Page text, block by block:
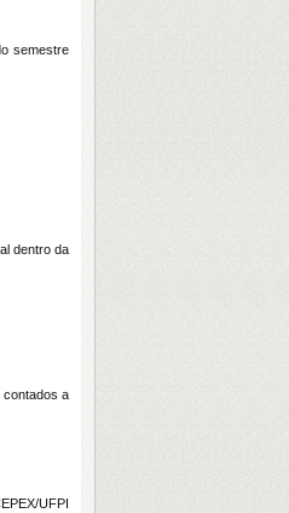
semestre
dentro da
contados a
UFPI